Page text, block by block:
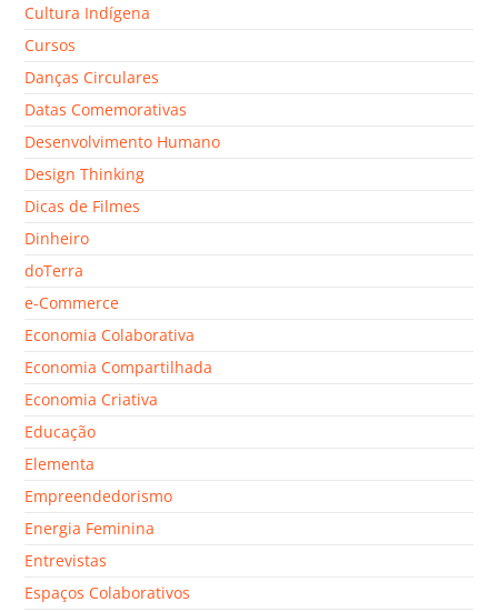
Cultura Indígena
Cursos
Danças Circulares
Datas Comemorativas
Desenvolvimento Humano
Design Thinking
Dicas de Filmes
Dinheiro
doTerra
e-Commerce
Economia Colaborativa
Economia Compartilhada
Economia Criativa
Educação
Elementa
Empreendedorismo
Energia Feminina
Entrevistas
Espaços Colaborativos